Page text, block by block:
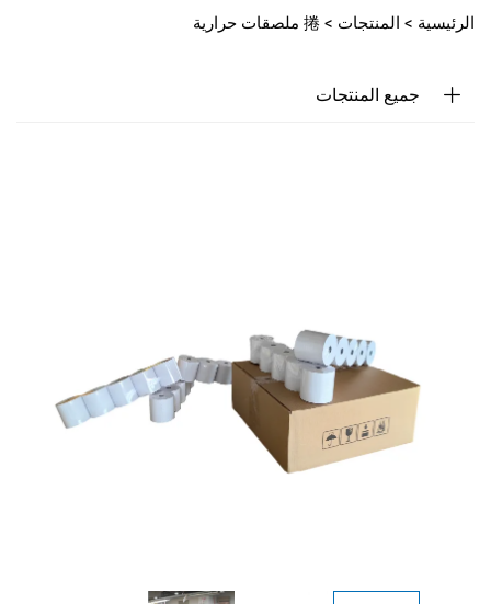
الرئيسية > المنتجات > 捲 ملصقات حرارية
جميع المنتجات